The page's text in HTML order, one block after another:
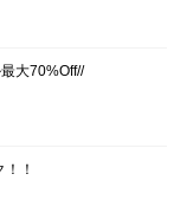
大70%Off//
！